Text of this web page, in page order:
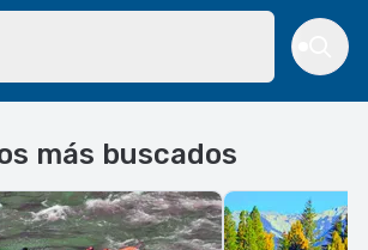
más buscados